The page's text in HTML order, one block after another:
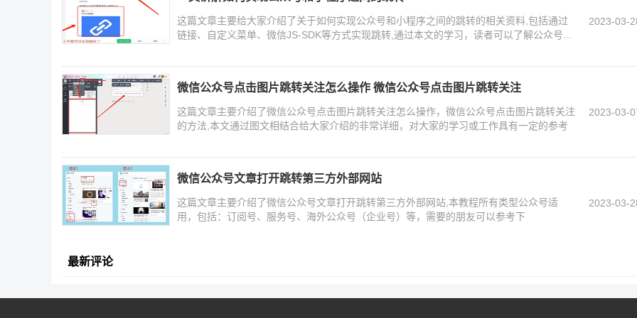
这篇文章主要给大家介绍了关于如何实现公众号和小程序之间的跳转的相关资料,包括通过
链接、自定义菜单、微信JS-SDK等方式实现跳转,通过本文的学习，读者可以了解公众号和
2023-03-
微信公众号点击图片跳转关注怎么操作 微信公众号点击图片跳转关注
这篇文章主要介绍了微信公众号点击图片跳转关注怎么操作，微信公众号点击图片跳转关注
的方法,本文通过图文相结合给大家介绍的非常详细，对大家的学习或工作具有一定的参考
2023-03-
微信公众号文章打开跳转第三方外部网站
这篇文章主要介绍了微信公众号文章打开跳转第三方外部网站,本教程所有类型公众号适
用，包括：订阅号、服务号、海外公众号（企业号）等，需要的朋友可以参考下
2023-03-
最新评论